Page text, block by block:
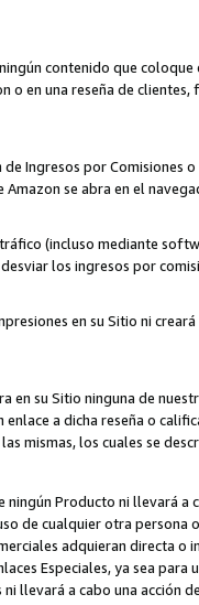
contenido que
o en una reseña de
Ingresos por
se abra en el
(incluso mediante
los ingresos por
en su Sitio ni
en su Sitio ninguna de
a dicha reseña o
mismas, los cuales se
Producto ni llevará a
de cualquier otra
adquieran directa o
Especiales, ya sea
llevará a cabo una